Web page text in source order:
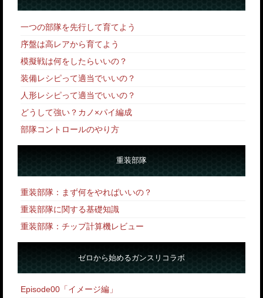
一つの部隊を先行して育てよう
序盤は高レアから育てよう
模擬戦は何をしたらいいの？
装備レシピって適当でいいの？
人形レシピって適当でいいの？
どうして強い？カノ×パイ編成
部隊コントロールのやり方
重装部隊
重装部隊：まず何をやればいいの？
重装部隊に関する基礎知識
重装部隊：チップ計算機レビュー
ゼロから始めるガンスリコラボ
Episode00「イメージ編」